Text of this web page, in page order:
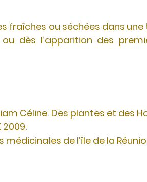
fraîches ou séchées dans
dès l’apparition des
Céline. Des plantes et des
2009.
médicinales de l’île de la